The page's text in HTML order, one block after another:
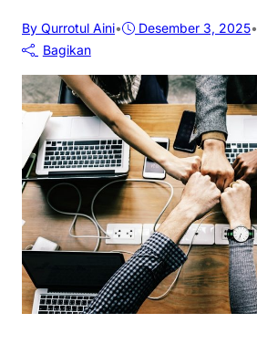
By Qurrotul Aini• Desember 3, 2025•
Bagikan